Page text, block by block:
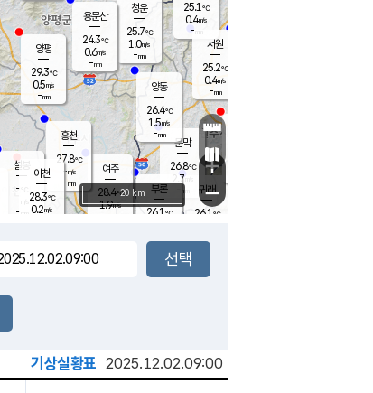
문막
26.8℃
2.7m/s
mm
부론
26.1 ℃
청운
25.7℃
1.0m/s
-mm
여주
28.4℃
1.9m/s
양동
26.4℃
1.5m/s
-mm
장호원
흥천
27.8℃
-m/s
-mm
설봉
-
-m/s
- mm
25.1℃
0.4m/s
- mm
귀래
26.1 ℃
서원
25.2℃
0.4m/s
-mm
용문산
24.3℃
0.6m/s
-mm
이천
28.3℃
0.2m/s
양평
29.3℃
0.5m/s
-mm
+
−
20 km
기상실황표 2025.12.02.09:00